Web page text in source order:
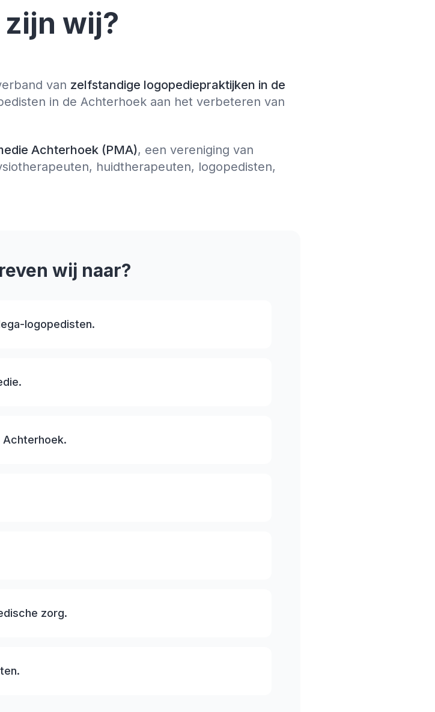
wij?
van zelfstandige logopediepraktijken in de
in de Achterhoek aan het verbeteren van
Achterhoek (PMA), een vereniging van
huidtherapeuten, logopedisten,
wij naar?
logopedisten.
Achterhoek.
zorg.